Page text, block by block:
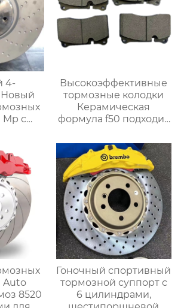
4-
Mp с
G
Высокоэффективные
тормозные колодки
Керамическая
формула f50 подходит
модифицированных
суппортов
Auto
8520
Гоночный спортивный
тормозной суппорт с
6 цилиндрами,